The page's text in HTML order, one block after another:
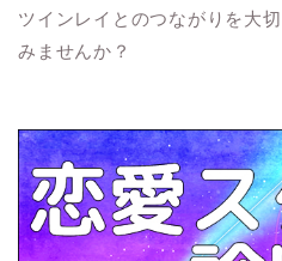
ツインレイとのつながりを大
みませんか？